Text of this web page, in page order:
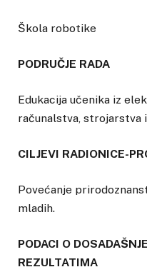
Škola robotike
PODRUČJE RADA
Edukacija učenika iz
računalstva, strojarstva
CILJEVI RADIONICE-
Povećanje
mladih.
PODACI O
REZULTATIMA